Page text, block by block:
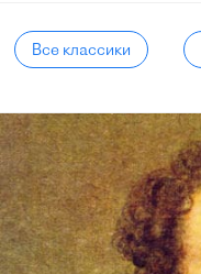
Все классики